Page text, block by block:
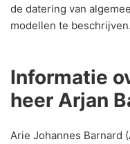
de datering van
modellen te
Informatie
heer Arjan
Arie Johannes Barnard